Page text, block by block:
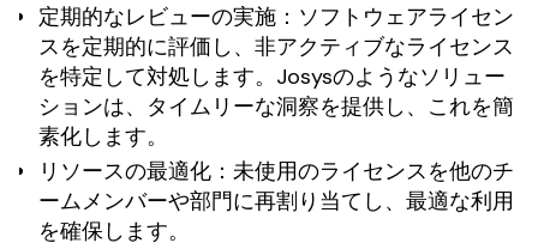
定期的なレビューの実施 ：ソフトウェアライセン
スを定期的に評価し、非アクティブなライセンス
を特定して対処します。Josysのようなソリュー
ションは、タイムリーな洞察を提供し、これを簡
素化します。
リソースの最適化 ：未使用のライセンスを他のチ
ームメンバーや部門に再割り当てし、最適な利用
を確保します。